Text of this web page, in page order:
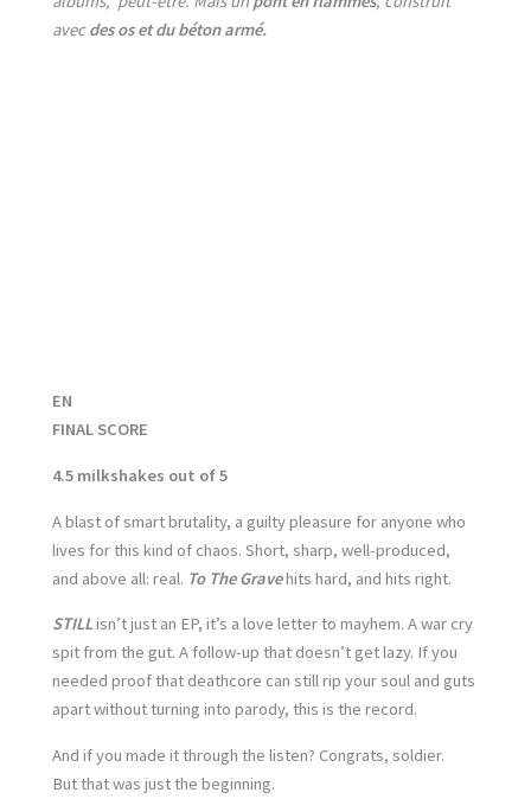
avecdes os et du béton armé.
EN
FINAL SCORE
4.5 milkshakes out of 5
A blast of smart brutality, a guilty pleasure for anyone who
lives for this kind of chaos. Short, sharp, well-produced,
and above all: real. To The Gravehits hard, and hits right.
STILLisn’t just an EP, it’s a love letter to mayhem. A war cry
spit from the gut. A follow-up that doesn’t get lazy. If you
needed proof that deathcore can still rip your soul and guts
apart without turning into parody, this is the record.
And if you made it through the listen? Congrats, soldier.
But that was just the beginning.